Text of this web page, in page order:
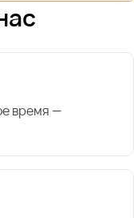
время —